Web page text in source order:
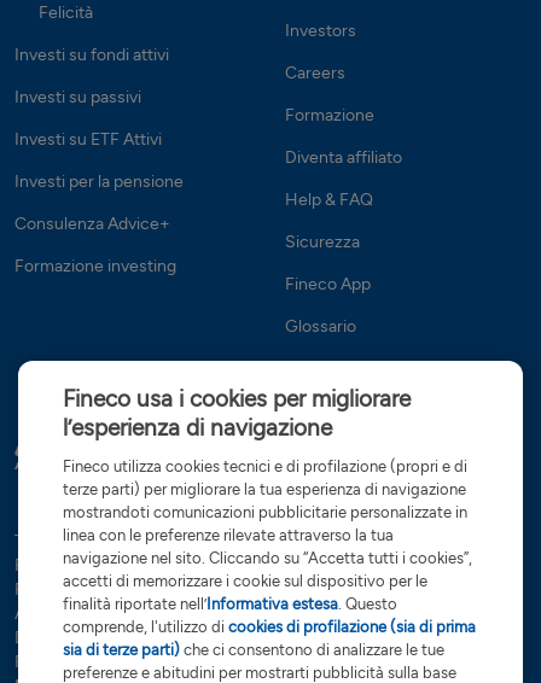
Felicità
Investi su fondi attivi
Investi su passivi
Investi su ETF Attivi
Investi per la pensione
Consulenza Advice+
Formazione investing
Investors
Careers
Formazione
Diventa affiliato
Help & FAQ
Sicurezza
Fineco App
Glossario
Tutte le condizioni Trasparenza Reclami e ricorsi
Rapporti dormienti
Dati Societari
Servizi di investimento
Preferenze cookies
Governance
Arbitro controversie finanziarie
Open Banking
Dichiarazione di accessibilità
Whistleblowing
Risoluzione bancaria
Sostenibilità (SFDR)
Glossario
Fineco usa i cookies per migliorare
l’esperienza di navigazione
Fineco utilizza cookies tecnici e di profilazione (propri e di
terze parti) per migliorare la tua esperienza di navigazione
mostrandoti comunicazioni pubblicitarie personalizzate in
linea con le preferenze rilevate attraverso la tua
navigazione nel sito. Cliccando su “Accetta tutti i cookies”,
accetti di memorizzare i cookie sul dispositivo per le
finalità riportate nell’Informativa estesa. Questo
comprende, l'utilizzo di cookies di profilazione (sia di prima
sia di terze parti)che ci consentono di analizzare le tue
preferenze e abitudini per mostrarti pubblicità sulla base